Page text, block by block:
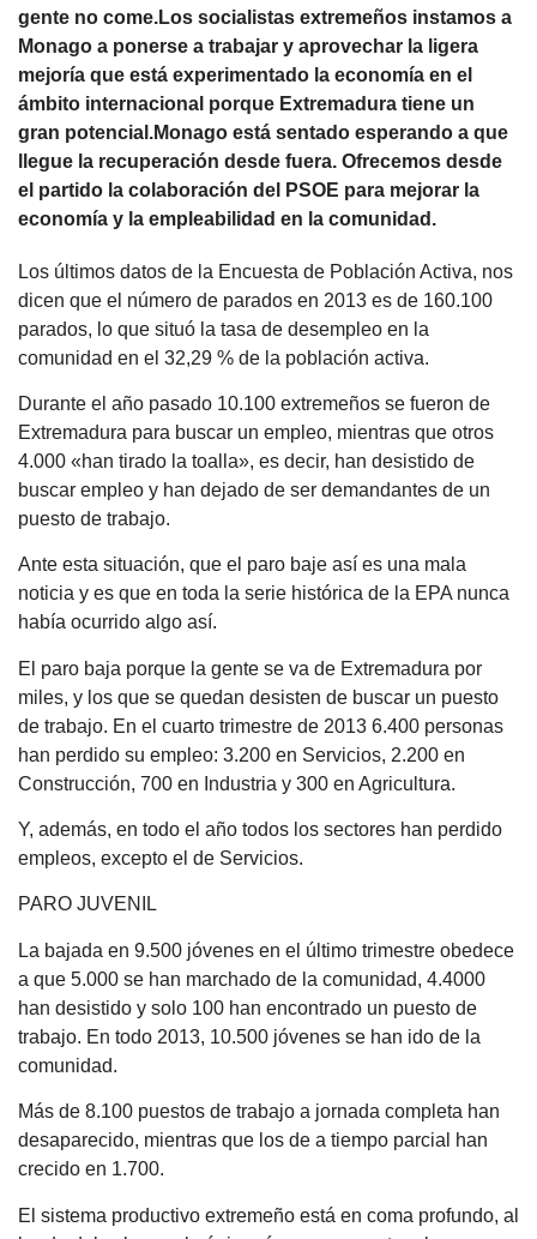
gente no come.Los socialistas extremeños instamos a
Monago a ponerse a trabajar y aprovechar la ligera
mejoría que está experimentado la economía en el
ámbito internacional porque Extremadura tiene un
gran potencial.Monago está sentado esperando a que
llegue la recuperación desde fuera. Ofrecemos desde
el partido la colaboración del PSOE para mejorar la
economía y la empleabilidad en la comunidad.
Los últimos datos de la Encuesta de Población Activa, nos
dicen que el número de parados en 2013 es de 160.100
parados, lo que situó la tasa de desempleo en la
comunidad en el 32,29 % de la población activa.
Durante el año pasado 10.100 extremeños se fueron de
Extremadura para buscar un empleo, mientras que otros
4.000 «han tirado la toalla», es decir, han desistido de
buscar empleo y han dejado de ser demandantes de un
puesto de trabajo.
Ante esta situación, que el paro baje así es una mala
noticia y es que en toda la serie histórica de la EPA nunca
había ocurrido algo así.
El paro baja porque la gente se va de Extremadura por
miles, y los que se quedan desisten de buscar un puesto
de trabajo. En el cuarto trimestre de 2013 6.400 personas
han perdido su empleo: 3.200 en Servicios, 2.200 en
Construcción, 700 en Industria y 300 en Agricultura.
Y, además, en todo el año todos los sectores han perdido
empleos, excepto el de Servicios.
PARO JUVENIL
La bajada en 9.500 jóvenes en el último trimestre obedece
a que 5.000 se han marchado de la comunidad, 4.4000
han desistido y solo 100 han encontrado un puesto de
trabajo. En todo 2013, 10.500 jóvenes se han ido de la
comunidad.
Más de 8.100 puestos de trabajo a jornada completa han
desaparecido, mientras que los de a tiempo parcial han
crecido en 1.700.
El sistema productivo extremeño está en coma profundo, al